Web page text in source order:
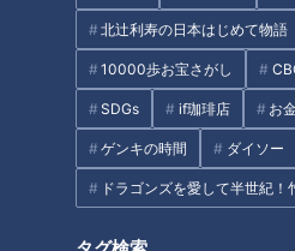
北辻利寿の日本はじめて物語
10000歩お宝さがし
SDGs if珈琲店 お
ゲンキの時間 ダイソー
ドラゴンズを愛して半世紀！
オススメ関連コンテンツ